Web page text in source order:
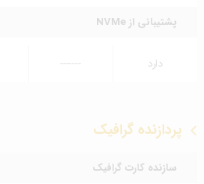
پشتیبانی از NVMe
دارد -------
پردازنده گرافیک
سازنده کارت گرافیک